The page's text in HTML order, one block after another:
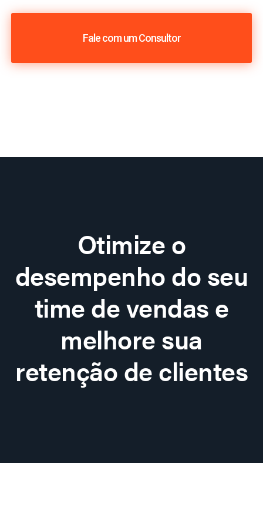
Fale com um Consultor
Otimize o
desempenho do seu
time de vendas e
melhore sua
retenção de clientes